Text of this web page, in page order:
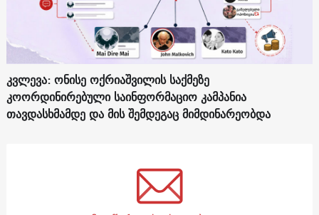
კვლევა: ონისე ოქრიაშვილის საქმეზე
კოორდინირებული საინფორმაციო კამპანია
თავდასხმამდე და მის შემდეგაც მიმდინარეობდა